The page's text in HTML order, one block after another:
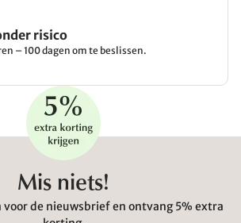
risico
– 100 dagen om te beslissen.
Mis niets!
voor de nieuwsbrief en ontvang 5% extra